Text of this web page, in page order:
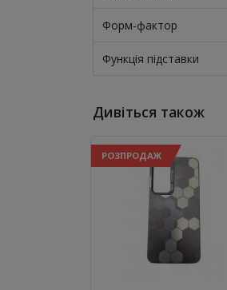
Форм-фактор
Функція підставки
Дивіться також
РОЗПРОДАЖ